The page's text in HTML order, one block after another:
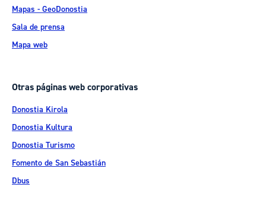
Mapas - GeoDonostia
Sala de prensa
Mapa web
Otras páginas web corporativas
Donostia Kirola
Donostia Kultura
Donostia Turismo
Fomento de San Sebastián
Dbus